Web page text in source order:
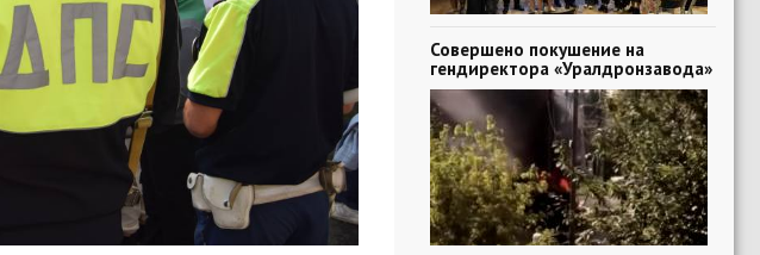
Совершено покушение на
гендиректора «Уралдронзавода»